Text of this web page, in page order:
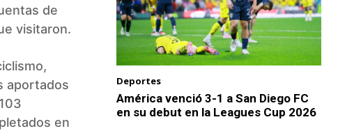
de
visitaron.
aportados
en
Deportes
América venció 3-1 a San Diego FC
en su debut en la Leagues Cup 2026